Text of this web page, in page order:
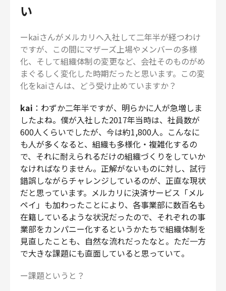
い
ーkaiさんがメルカリへ入社して二年半が経つわけ
ですが、この間にマザーズ上場やメンバーの多様
化、そして組織体制の変更など、会社そのものがめ
まぐるしく変化した時期だったと思います。この変
化をkaiさんは、どう受け止めていますか？
kai ：わずか二年半ですが、明らかに人が急増しま
したよね。僕が入社した2017年当時は、社員数が
600人くらいでしたが、今は約1,800人。こんなに
も人が多くなると、組織も多様化・複雑化するの
で、それに耐えられるだけの組織づくりをしていか
なければなりません。正解がないものに対し、試行
錯誤しながらチャレンジしているのが、正直な現状
だと思っています。メルカリに決済サービス「メル
ペイ」も加わったことにより、各事業部に数百名も
在籍しているような状況だったので、それぞれの事
業部をカンパニー化するというかたちで組織体制を
見直したことも、自然な流れだったなと。ただ一方
で大きな課題にも直面していると思っていて。
ー課題というと？